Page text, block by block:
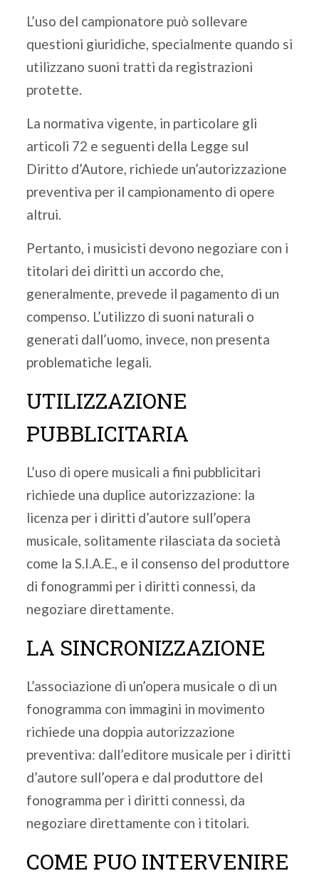
L’uso del campionatore può sollevare
questioni giuridiche, specialmente quando si
utilizzano suoni tratti da registrazioni
protette.
La normativa vigente, in particolare gli
articoli 72 e seguenti della Legge sul
Diritto d’Autore, richiede un’autorizzazione
preventiva per il campionamento di opere
altrui.
Pertanto, i musicisti devono negoziare con i
titolari dei diritti un accordo che,
generalmente, prevede il pagamento di un
compenso. L’utilizzo di suoni naturali o
generati dall’uomo, invece, non presenta
problematiche legali.
UTILIZZAZIONE
PUBBLICITARIA
L’uso di opere musicali a fini pubblicitari
richiede una duplice autorizzazione: la
licenza per i diritti d’autore sull’opera
musicale, solitamente rilasciata da società
come la S.I.A.E., e il consenso del produttore
di fonogrammi per i diritti connessi, da
negoziare direttamente.
LA SINCRONIZZAZIONE
L’associazione di un’opera musicale o di un
fonogramma con immagini in movimento
richiede una doppia autorizzazione
preventiva: dall’editore musicale per i diritti
d’autore sull’opera e dal produttore del
fonogramma per i diritti connessi, da
negoziare direttamente con i titolari.
COME PUO INTERVENIRE